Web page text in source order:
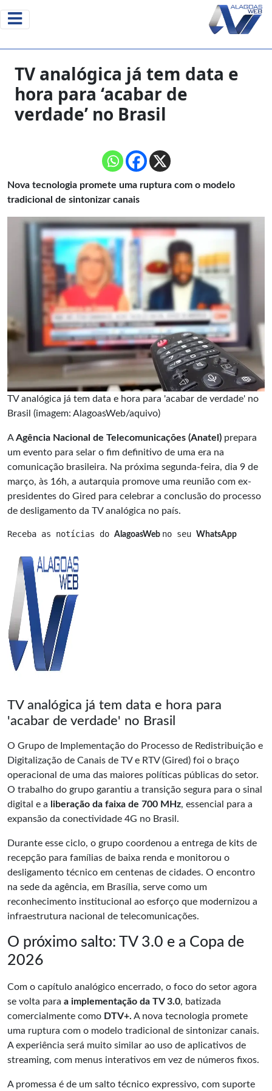
TV analógica já tem data e
hora para ‘acabar de
verdade’ no Brasil
Nova tecnologia promete uma ruptura com o modelo
tradicional de sintonizar canais
TV analógica já tem data e hora para 'acabar de verdade' no
Brasil (imagem: AlagoasWeb/aquivo)
AAgência Nacional de Telecomunicações (Anatel) prepara
um evento para selar o fim definitivo de uma era na
comunicação brasileira. Na próxima segunda-feira, dia 9 de
março, às 16h, a autarquia promove uma reunião com ex-
presidentes do Gired para celebrar a conclusão do processo
de desligamento da TV analógica no país.
Receba as notícias do AlagoasWeb no seu WhatsApp
TV analógica já tem data e hora para
'acabar de verdade' no Brasil
O Grupo de Implementação do Processo de Redistribuição e
Digitalização de Canais de TV e RTV (Gired) foi o braço
operacional de uma das maiores políticas públicas do setor.
O trabalho do grupo garantiu a transição segura para o sinal
digital e a liberação da faixa de 700 MHz, essencial para a
expansão da conectividade 4G no Brasil.
Durante esse ciclo, o grupo coordenou a entrega de kits de
recepção para famílias de baixa renda e monitorou o
desligamento técnico em centenas de cidades. O encontro
na sede da agência, em Brasília, serve como um
reconhecimento institucional ao esforço que modernizou a
infraestrutura nacional de telecomunicações.
O próximo salto: TV 3.0 e a Copa de
2026
Com o capítulo analógico encerrado, o foco do setor agora
se volta para a implementação da TV 3.0, batizada
comercialmente como DTV+. A nova tecnologia promete
uma ruptura com o modelo tradicional de sintonizar canais.
A experiência será muito similar ao uso de aplicativos de
streaming, com menus interativos em vez de números fixos.
A promessa é de um salto técnico expressivo, com suporte